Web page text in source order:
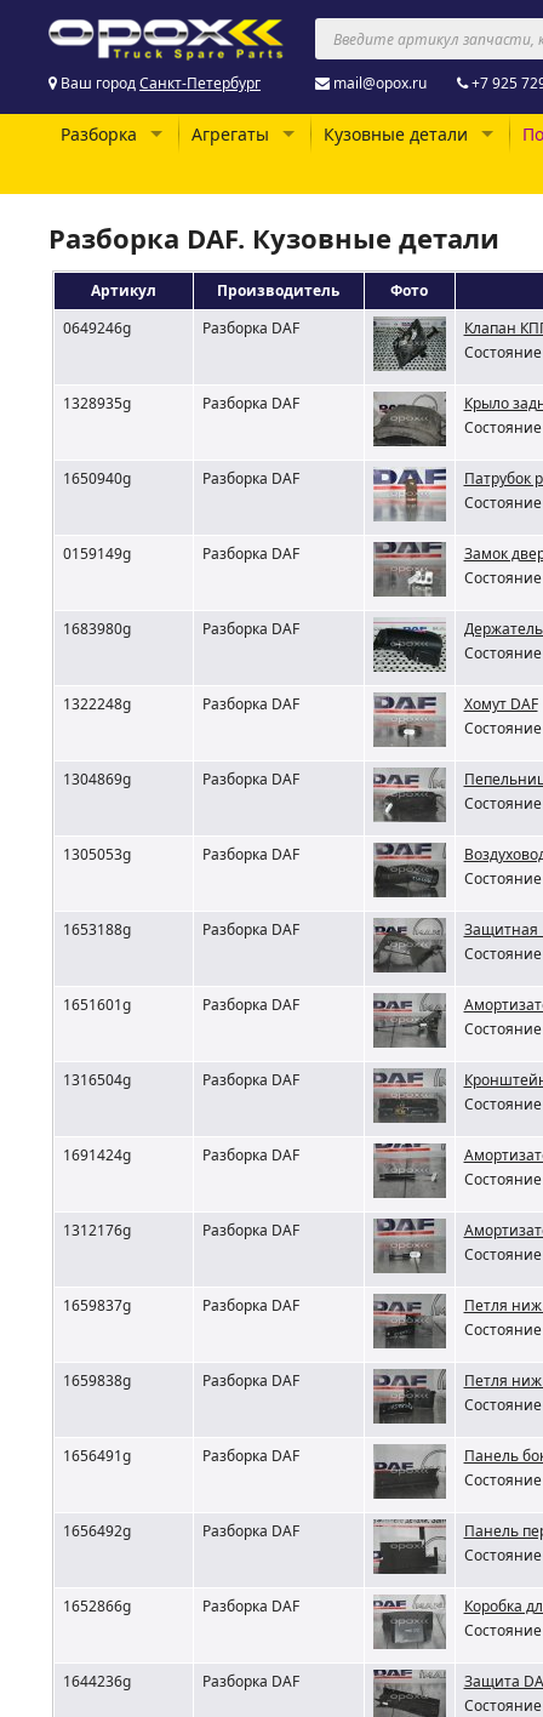
Ваш городСанкт-Петербург mail@opox.ru +7 925
Разборка Агрегаты Кузовные детали
Разборка DAF. Кузовные детали
Артикул Производитель
Фото
0649246g
Разборка DAF
Клапан
1328935g Разборка DAF
Крыло
1650940g Разборка DAF
Патрубок
0159149g Разборка DAF
Замок
1683980g Разборка DAF
1322248g Разборка DAF
Хомут DAF
1304869g Разборка DAF
1305053g Разборка DAF
1653188g Разборка DAF
Защитная
1651601g Разборка DAF
1316504g Разборка DAF
1691424g Разборка DAF
1312176g Разборка DAF
1659837g Разборка DAF
Петля
1659838g Разборка DAF
Петля
1656491g Разборка DAF
Панель
1656492g Разборка DAF
Панель
1652866g Разборка DAF
Коробка
1644236g Разборка DAF
Защита